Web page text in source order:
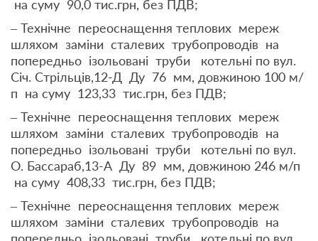
на суму 90,0 тис.грн, без ПДВ;
– Технічне переоснащення теплових мереж
шляхом заміни сталевих трубопроводів на
попередньо ізольовані труби котельні по вул.
Січ. Стрільців,12-Д Ду 76 мм, довжиною 100 м/
п на суму 123,33 тис.грн, без ПДВ;
– Технічне переоснащення теплових мереж
шляхом заміни сталевих трубопроводів на
попередньо ізольовані труби котельні по вул.
О. Бассараб,13-А Ду 89 мм, довжиною 246 м/п
на суму 408,33 тис.грн, без ПДВ;
– Технічне переоснащення теплових мереж
шляхом заміни сталевих трубопроводів на